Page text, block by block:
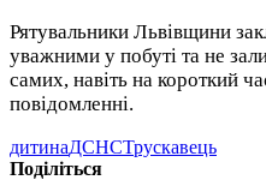
Рятувальники Львівщини
уважними у побуті та не
самих, навіть на короткий
повідомленні.
дитинаДСНСТрускавець
Поділіться